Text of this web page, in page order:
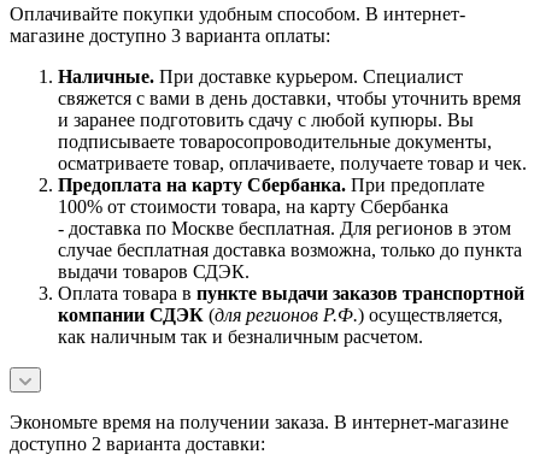
Оплачивайте покупки удобным способом. В интернет-
магазине доступно 3 варианта оплаты:
Наличные. При доставке курьером. Специалист
свяжется с вами в день доставки, чтобы уточнить время
и заранее подготовить сдачу с любой купюры. Вы
подписываете товаросопроводительные документы,
осматриваете товар, оплачиваете, получаете товар и чек.
Предоплата на карту Сбербанка. При предоплате
100% от стоимости товара, на карту Сбербанка
- доставка по Москве бесплатная. Для регионов в этом
случае бесплатная доставка возможна, только до пункта
выдачи товаров СДЭК.
Оплата товара в пункте выдачи заказов транспортной
компании СДЭК (для регионов Р.Ф.) осуществляется,
как наличным так и безналичным расчетом.
Экономьте время на получении заказа. В интернет-магазине
доступно 2 варианта доставки: